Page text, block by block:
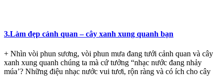
3.Làm đẹp cảnh quan – cây xanh xung quanh bạn
+ Nhìn vòi phun sương, vòi phun mưa đang tưới cảnh quan và cây
xanh xung quanh chúng ta mà cứ tưởng “nhạc nước đang nhảy
múa’? Những điệu nhạc nước vui tươi, rộn ràng và có ích cho cây